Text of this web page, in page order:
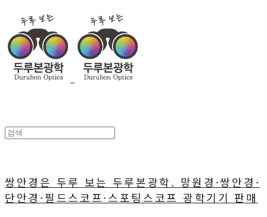
쌍안경은 두루 보는 두루본광학. 망원경·쌍안경·
단안경·필드스코프·스포팅스코프 광학기기 판매